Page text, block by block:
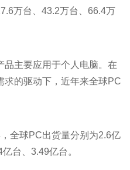
万台、43.2万台、66.4万
品主要应用于个人电脑。在
求的驱动下， 近年来全球PC
全球PC出货量分别为2.6亿
台、3.49亿台。